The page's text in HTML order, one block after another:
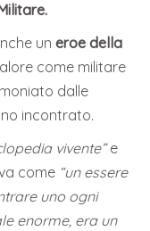
uneroe della
come militare
dalle
incontrato.
vivente”e
come “un essere
uno ogni
enorme, era un